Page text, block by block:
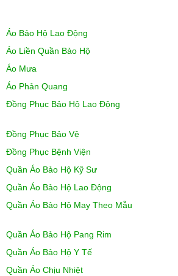
Áo Bảo Hộ Lao Động
Áo Liền Quần Bảo Hộ
Áo Mưa
Áo Phản Quang
Đồng Phục Bảo Hộ Lao Động
Đồng Phục Bảo Vệ
Đồng Phục Bệnh Viện
Quần Áo Bảo Hộ Kỹ Sư
Quần Áo Bảo Hộ Lao Động
Quần Áo Bảo Hộ May Theo Mẫu
Quần Áo Bảo Hộ Pang Rim
Quần Áo Bảo Hộ Y Tế
Quần Áo Chịu Nhiệt